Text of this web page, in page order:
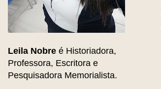
Leila Nobre é Historiadora,
Professora, Escritora e
Pesquisadora Memorialista.